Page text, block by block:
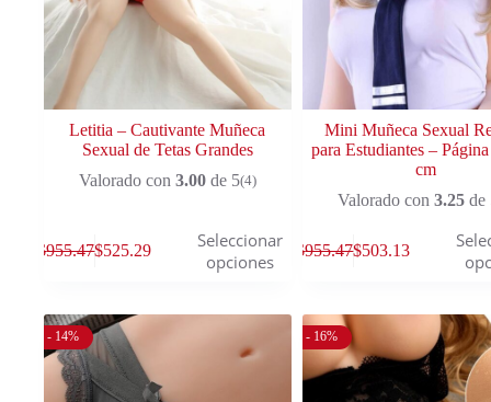
Letitia – Cautivante Muñeca
Sexual de Tetas Grandes
Valorado con 3.00de 5(4)
$955.47$525.29
Seleccionar
opciones
Mini Muñeca Sexual
para Estudiantes –
cm
Valorado con 3.25de
$955.47$503.13
- 14% - 16%